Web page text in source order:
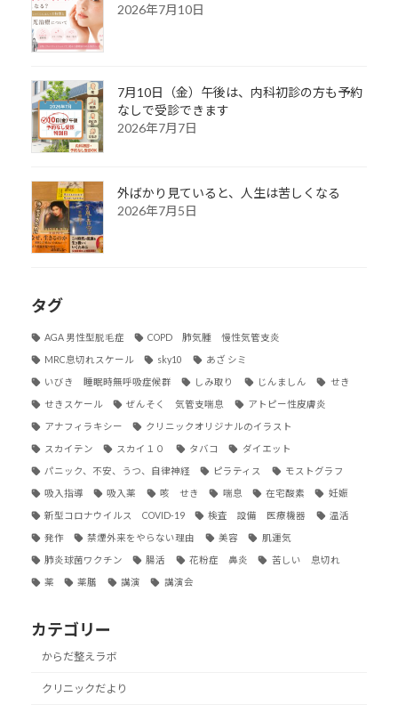
2026年7月10日
7月10日（金）午後は、内科初診の方も予約
なしで受診できます
2026年7月7日
外ばかり見ていると、人生は苦しくなる
2026年7月5日
タグ
AGA 男性型脱毛症 COPD 肺気腫 慢性気管支炎
MRC息切れスケール sky10 あざ シミ
いびき 睡眠時無呼吸症候群 しみ取り じんましん せき
せきスケール ぜんそく 気管支喘息 アトピー性皮膚炎
アナフィラキシー クリニックオリジナルのイラスト
スカイテン スカイ１０ タバコ ダイエット
パニック、不安、うつ、自律神経 ピラティス モストグラフ
吸入指導 吸入薬 咳 せき 喘息 在宅酸素 妊娠
新型コロナウイルス COVID-19 検査 設備 医療機器 温活
発作 禁煙外来をやらない理由 美容 肌運気
肺炎球菌ワクチン 腸活 花粉症 鼻炎 苦しい 息切れ
薬 薬膳 講演 講演会
カテゴリー
からだ整えラボ
クリニックだより